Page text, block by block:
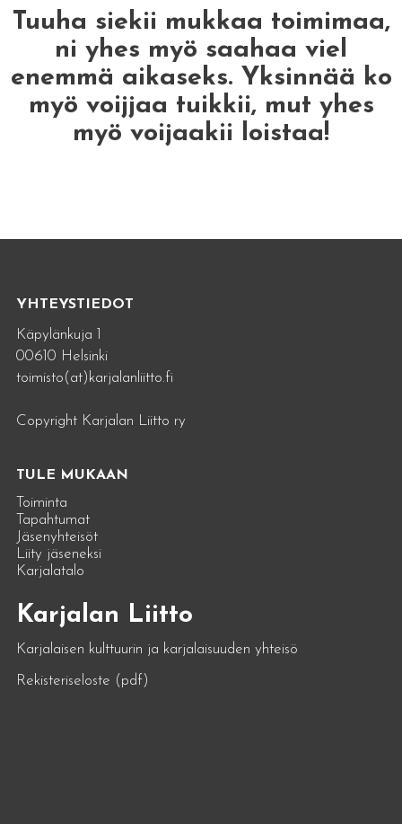
Tuuha siekii mukkaa toimimaa,
ni yhes myö saahaa viel
enemmä aikaseks. Yksinnää ko
myö voijjaa tuikkii, mut yhes
myö voijaakii loistaa!
YHTEYSTIEDOT
Käpylänkuja 1
00610 Helsinki
toimisto(at)karjalanliitto.fi
Copyright Karjalan Liitto ry
TULE MUKAAN
Toiminta
Tapahtumat
Jäsenyhteisöt
Liity jäseneksi
Karjalatalo
Karjalan Liitto
Karjalaisen kulttuurin ja karjalaisuuden yhteisö
Rekisteriseloste (pdf)